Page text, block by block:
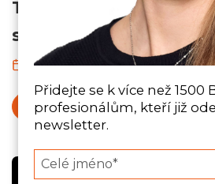
TOP 20 českých CEOs
sektoru za rok 2025
13. 7. 2026
ČÍST VÍCE
Přidejte se k více než 1500
profesionálům, kteří již
newsletter.
Type